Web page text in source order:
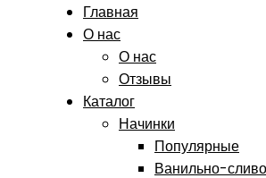
Главная
О нас
О нас
Отзывы
Каталог
Начинки
Популярные
Ванильно-